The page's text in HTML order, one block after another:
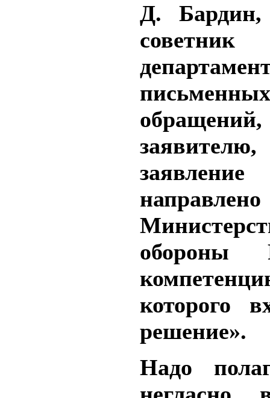
Д. Бардин,
советник
письменных
заявление
которого
решение».
Надо